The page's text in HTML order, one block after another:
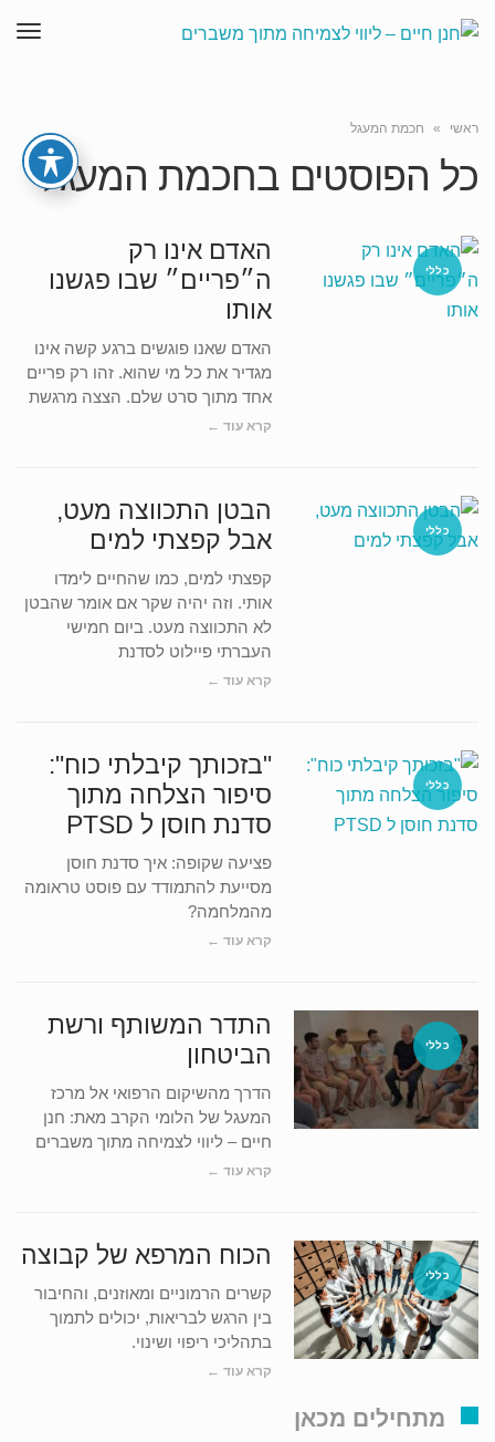
ראשי » חכמת המעגל
כל הפוסטים בחכמת המעגל
כללי
האדם אינו רק
ה״פריים״ שבו פגשנו
אותו
האדם שאנו פוגשים ברגע קשה אינו
מגדיר את כל מי שהוא. זהו רק פריים
אחד מתוך סרט שלם. הצצה מרגשת
קרא עוד ←
כללי
הבטן התכווצה מעט,
אבל קפצתי למים
קפצתי למים, כמו שהחיים לימדו
אותי. וזה יהיה שקר אם אומר שהבטן
לא התכווצה מעט. ביום חמישי
העברתי פיילוט לסדנת
קרא עוד ←
כללי
"בזכותך קיבלתי כוח":
סיפור הצלחה מתוך
סדנת חוסן ל PTSD
פציעה שקופה: איך סדנת חוסן
מסייעת להתמודד עם פוסט טראומה
מהמלחמה?
קרא עוד ←
כללי
התדר המשותף ורשת
הביטחון
הדרך מהשיקום הרפואי אל מרכז
המעגל של הלומי הקרב מאת: חנן
חיים – ליווי לצמיחה מתוך משברים
קרא עוד ←
כללי
הכוח המרפא של קבוצה
קשרים הרמוניים ומאוזנים, והחיבור
בין הרגש לבריאות, יכולים לתמוך
בתהליכי ריפוי ושינוי.
קרא עוד ←
מתחילים מכאן